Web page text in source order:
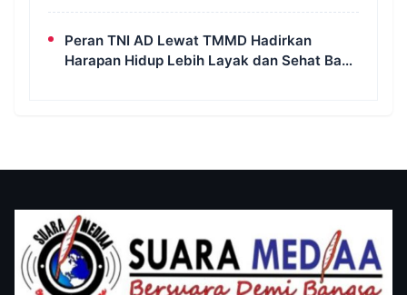
Galian di Wanam
Peran TNI AD Lewat TMMD Hadirkan
Harapan Hidup Lebih Layak dan Sehat Bagi